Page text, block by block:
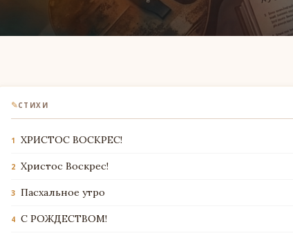
✎СТИХИ
1 ХРИСТОС ВОСКРЕС!
2 Христос Воскрес!
3 Пасхальное утро
4 С РОЖДЕСТВОМ!